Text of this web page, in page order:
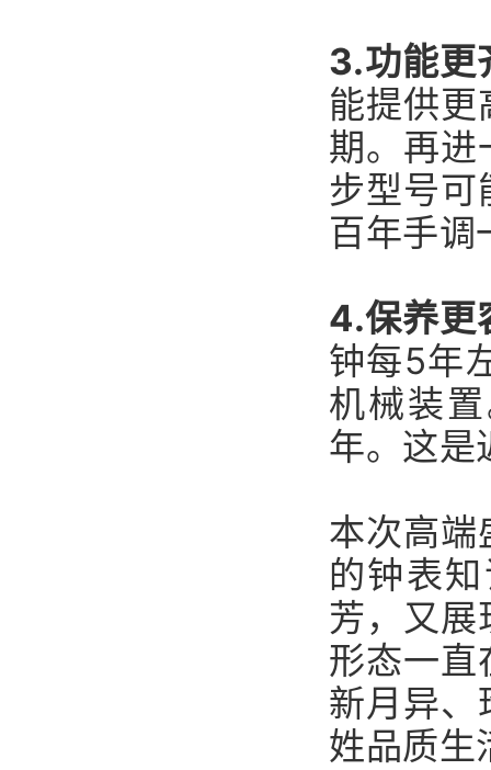
3.功能更
能提供更
期。再进
步型号可
百年手调
4.保养更
钟每5年
机械装
年。这是
本次高端
的钟表
芳，又展
形态一直
新月异、
姓品质生